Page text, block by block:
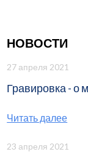
НОВОСТИ
27 апреля 2021
Гравировка - о
Читать далее
23 апреля 2021